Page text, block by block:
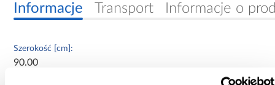
Informacje Transport Informacje o
Szerokość [cm]:
90.00